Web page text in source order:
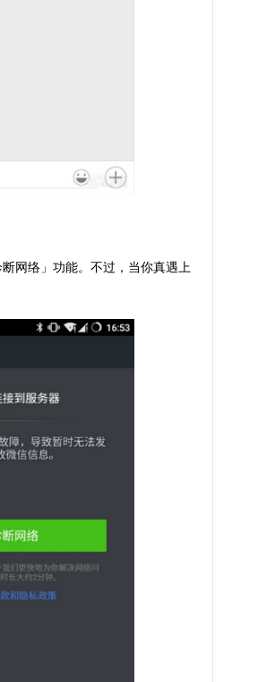
网络」功能。不过，当你真遇上